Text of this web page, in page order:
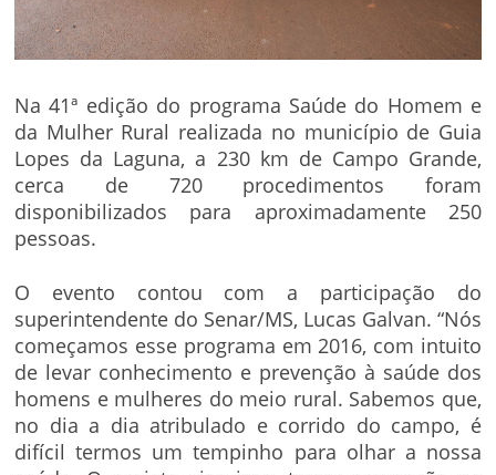
Na 41ª edição do programa Saúde do Homem e
da Mulher Rural realizada no município de Guia
Lopes da Laguna, a 230 km de Campo Grande,
cerca de 720 procedimentos foram
disponibilizados para aproximadamente 250
pessoas.
O evento contou com a participação do
superintendente do Senar/MS, Lucas Galvan. “Nós
começamos esse programa em 2016, com intuito
de levar conhecimento e prevenção à saúde dos
homens e mulheres do meio rural. Sabemos que,
no dia a dia atribulado e corrido do campo, é
difícil termos um tempinho para olhar a nossa